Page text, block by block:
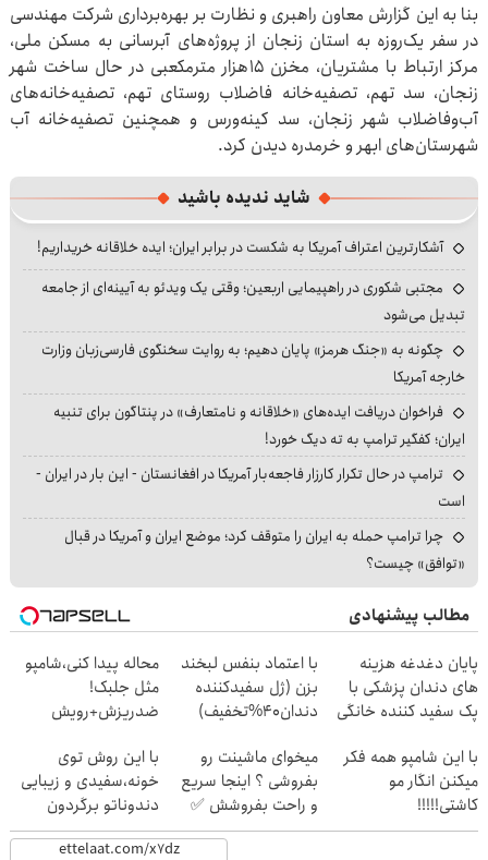
بنا به این گزارش معاون راهبری و نظارت بر بهره‌برداری شرکت مهندسی
در سفر یک‌روزه به استان زنجان از پروژه‌های آبرسانی به مسکن ملی،
مرکز ارتباط با مشتریان، مخزن ۱۵هزار مترمکعبی در حال ساخت شهر
زنجان، سد تهم، تصفیه‌خانه فاضلاب روستای تهم، تصفیه‌خانه‌های
آب‌وفاضلاب شهر زنجان، سد کینه‌ورس و همچنین تصفیه‌خانه آب
شهرستان‌های ابهر و خرمدره دیدن کرد.
شاید ندیده باشید
آشکارترین اعتراف آمریکا به شکست در برابر ایران؛ ایده خلاقانه خریداریم!
مجتبی شکوری در راهپیمایی اربعین؛ وقتی یک ویدئو به آیینه‌ای از جامعه
تبدیل می‌شود
چگونه به «جنگ هرمز» پایان دهیم؛ به روایت سخنگوی فارسی‌زبان وزارت
خارجه آمریکا
فراخوان دریافت ایده‌های «خلاقانه و نامتعارف» در پنتاگون برای تنبیه
ایران؛ کفگیر ترامپ به ته دیگ خورد!
ترامپ در حال تکرار کارزار فاجعه‌بار آمریکا در افغانستان - این بار در ایران -
است
چرا ترامپ حمله به ایران را متوقف کرد؛ موضع ایران و آمریکا در قبال
«توافق» چیست؟
مطالب پیشنهادی
پایان دغدغه هزینه
های دندان پزشکی با
پک سفید کننده خانگی
با اعتماد بنفس لبخند
بزن (ژل سفیدکننده
دندان40%تخفیف)
محاله پیدا کنی،شامپو
مثل جلبک!
ضدریزش+رویش
با این شامپو همه فکر
میکنن انگار مو
کاشتی!!!!!
میخوای ماشینت رو
بفروشی ؟ اینجا سریع
و راحت بفروشش ✅
با این روش توی
خونه،سفیدی و زیبایی
دندوناتو برگردون
(40%off)